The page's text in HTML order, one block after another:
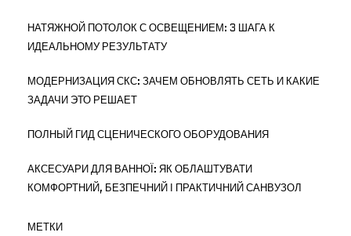
НАТЯЖНОЙ ПОТОЛОК С ОСВЕЩЕНИЕМ: 3 ШАГА К
ИДЕАЛЬНОМУ РЕЗУЛЬТАТУ
МОДЕРНИЗАЦИЯ СКС: ЗАЧЕМ ОБНОВЛЯТЬ СЕТЬ И КАКИЕ
ЗАДАЧИ ЭТО РЕШАЕТ
ПОЛНЫЙ ГИД СЦЕНИЧЕСКОГО ОБОРУДОВАНИЯ
АКСЕСУАРИ ДЛЯ ВАННОЇ: ЯК ОБЛАШТУВАТИ
КОМФОРТНИЙ, БЕЗПЕЧНИЙ І ПРАКТИЧНИЙ САНВУЗОЛ
МЕТКИ